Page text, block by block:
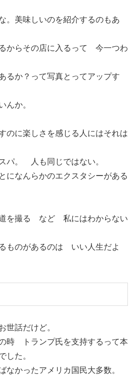
。美味しいのを紹介するのもあ
からその店に入るって 今一つわ
るか？って写真とってアップす
んか。
に楽しさを感じる人にはそれは
パ。 人も同じではない。
になんらかのエクスタシーがある
を撮る など 私にはわからない
ものがあるのは いい人生だよ
世話だけど。
時 トランプ氏を支持するって本
した。
かったアメリカ国民大多数。